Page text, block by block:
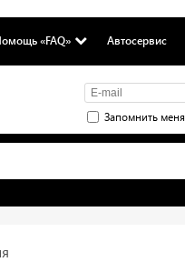
«FAQ» Автосервис
Запомнить меня